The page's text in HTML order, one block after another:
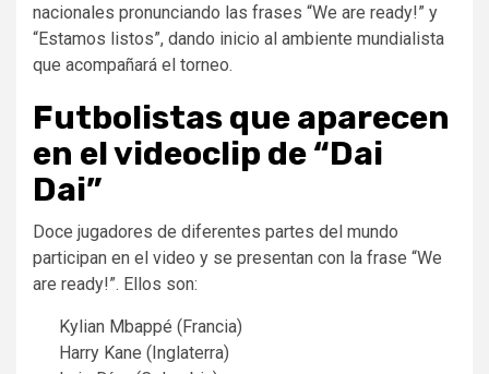
nacionales pronunciando las frases “We are ready!” y
“Estamos listos”, dando inicio al ambiente mundialista
que acompañará el torneo.
Futbolistas que aparecen
en el videoclip de “Dai
Dai”
Doce jugadores de diferentes partes del mundo
participan en el video y se presentan con la frase “We
are ready!”. Ellos son:
Kylian Mbappé (Francia)
Harry Kane (Inglaterra)